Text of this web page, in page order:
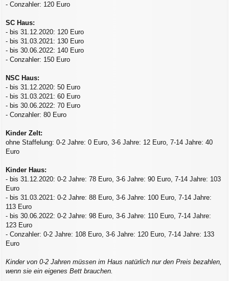
- Conzahler: 120 Euro
SC Haus:
- bis 31.12.2020: 120 Euro
- bis 31.03.2021: 130 Euro
- bis 30.06.2022: 140 Euro
- Conzahler: 150 Euro
NSC Haus:
- bis 31.12.2020: 50 Euro
- bis 31.03.2021: 60 Euro
- bis 30.06.2022: 70 Euro
- Conzahler: 80 Euro
Kinder Zelt:
ohne Staffelung: 0-2 Jahre: 0 Euro, 3-6 Jahre: 12 Euro, 7-14 Jahre: 40
Euro
Kinder Haus:
- bis 31.12.2020: 0-2 Jahre: 78 Euro, 3-6 Jahre: 90 Euro, 7-14 Jahre: 103
Euro
- bis 31.03.2021: 0-2 Jahre: 88 Euro, 3-6 Jahre: 100 Euro, 7-14 Jahre:
113 Euro
- bis 30.06.2022: 0-2 Jahre: 98 Euro, 3-6 Jahre: 110 Euro, 7-14 Jahre:
123 Euro
- Conzahler: 0-2 Jahre: 108 Euro, 3-6 Jahre: 120 Euro, 7-14 Jahre: 133
Euro
Kinder von 0-2 Jahren müssen im Haus natürlich nur den Preis bezahlen,
wenn sie ein eigenes Bett brauchen.